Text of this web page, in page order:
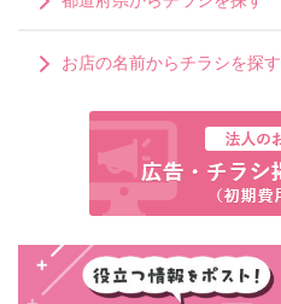
お店の名前からチラシを探す